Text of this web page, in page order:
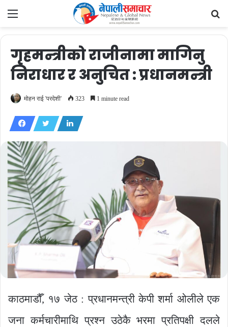
Menu
गृहमन्त्रीको राजीनामा मागिनु
निराधार र अनुचित : प्रधानमन्त्री
मोहन राई 'परदेशी' 323 1 minute read
काठमाडौँ, १७ जेठ : प्रधानमन्त्री केपी शर्मा ओलीले एक
जना कर्मचारीमाथि प्रश्न उठेकै भरमा प्रतिपक्षी दलले